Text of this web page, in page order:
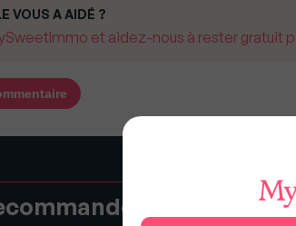
VOUS A AIDÉ ?
et aidez-nous à rester gratuit